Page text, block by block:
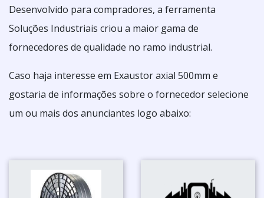
Desenvolvido para compradores, a ferramenta
Soluções Industriais criou a maior gama de
fornecedores de qualidade no ramo industrial.
Caso haja interesse em Exaustor axial 500mm e
gostaria de informações sobre o fornecedor selecione
um ou mais dos anunciantes logo abaixo: